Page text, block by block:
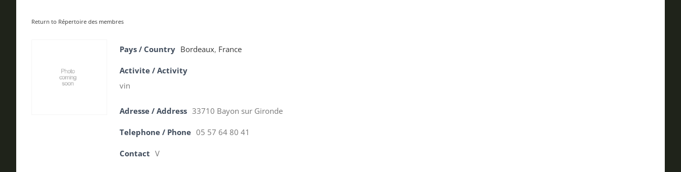
Return to Répertoire des membres
Pays / Country Bordeaux, France
Activite / Activity
vin
Adresse / Address 33710 Bayon sur Gironde
Telephone / Phone 05 57 64 80 41
Contact V